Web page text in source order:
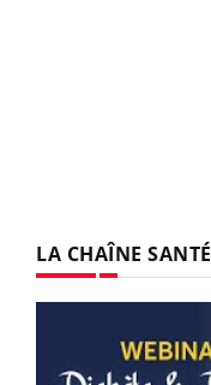
LA CHAÎNE SANTÉ